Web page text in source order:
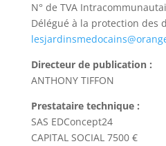
N° de TVA
Délégué à la protection des
Directeur de publication :
ANTHONY TIFFON
Prestataire technique :
SAS EDConcept24
CAPITAL SOCIAL 7500 €